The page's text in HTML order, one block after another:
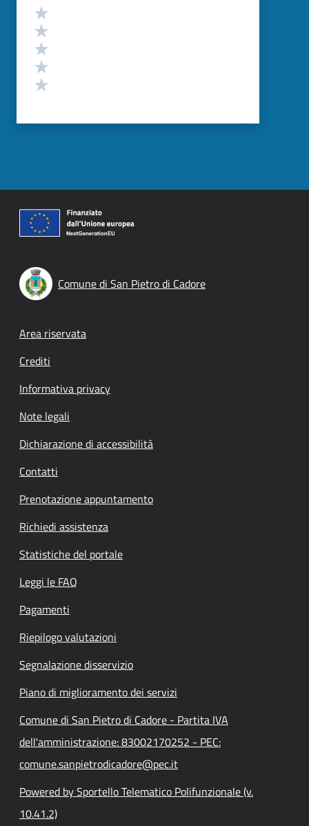
Valutazione
Comune di San Pietro di Cadore
Footer menu
Area riservata
Crediti
Informativa privacy
Note legali
Dichiarazione di accessibilità
Contatti
Prenotazione appuntamento
Richiedi assistenza
Statistiche del portale
Leggi le FAQ
Pagamenti
Riepilogo valutazioni
Segnalazione disservizio
Piano di miglioramento dei servizi
Comune di San Pietro di Cadore - Partita IVA
dell'amministrazione: 83002170252 - PEC:
comune.sanpietrodicadore@pec.it
Powered by Sportello Telematico Polifunzionale (v.
10.41.2)